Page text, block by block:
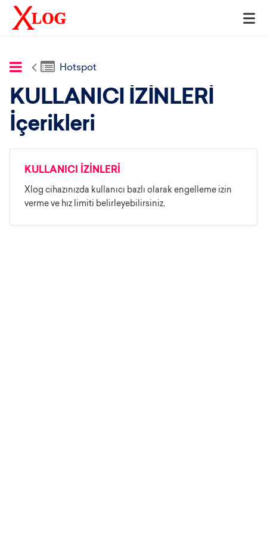
Hotspot
KULLANICI İZİNLERİ
İçerikleri
KULLANICI İZİNLERİ
Xlog cihazınızda kullanıcı bazlı olarak engelleme izin
verme ve hız limiti belirleyebilirsiniz.